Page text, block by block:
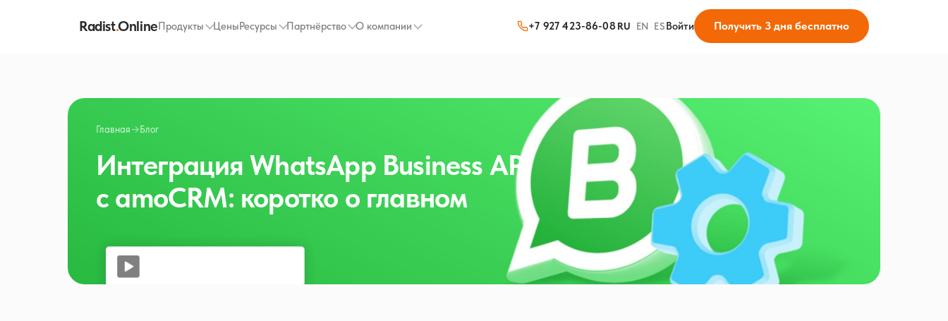
Radist.OnlineПродукты ЦеныРесурсы Партнёрство О компании +7 927 423-86-08 RU · EN · ESВойти Получить 3 дня бесплатно
Главная→Блог
Интеграция WhatsApp Business API
с amoCRM: коротко о главном